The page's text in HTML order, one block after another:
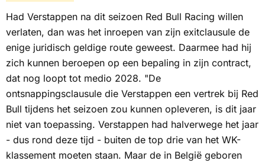
Had Verstappen na dit seizoen Red Bull Racing willen
verlaten, dan was het inroepen van zijn exitclausule de
enige juridisch geldige route geweest. Daarmee had hij
zich kunnen beroepen op een bepaling in zijn contract,
dat nog loopt tot medio 2028. "De
ontsnappingsclausule die Verstappen een vertrek bij Red
Bull tijdens het seizoen zou kunnen opleveren, is dit jaar
niet van toepassing. Verstappen had halverwege het jaar
- dus rond deze tijd - buiten de top drie van het WK-
klassement moeten staan. Maar de in België geboren